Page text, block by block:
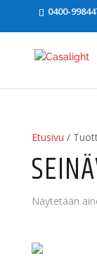
0400-
Etusivu /
Näytetään